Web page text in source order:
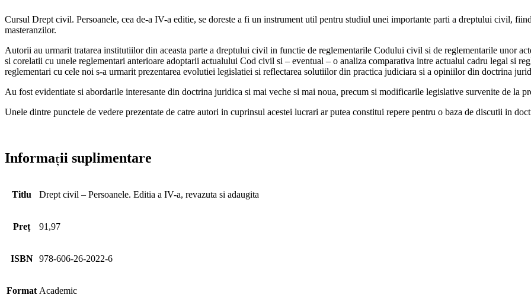
Cursul Drept civil. Persoanele, cea de-a IV-a editie, se doreste a fi un instrument util pentru studiul unei importante parti a dreptului civil,
masteranzilor.
Autorii au urmarit tratarea institutiilor din aceasta parte a dreptului civil in functie de reglementarile Codului civil si de reglementarile unor
si corelatii cu unele reglementari anterioare adoptarii actualului Cod civil si – eventual – o analiza comparativa intre actualul cadru legal si
reglementari cu cele noi s-a urmarit prezentarea evolutiei legislatiei si reflectarea solutiilor din practica judiciara si a opiniilor din doctrina
Au fost evidentiate si abordarile interesante din doctrina juridica si mai veche si mai noua, precum si modificarile legislative survenite de la
Unele dintre punctele de vedere prezentate de catre autori in cuprinsul acestei lucrari ar putea constitui repere pentru o baza de discutii in
Informații suplimentare
Titlu Drept civil – Persoanele. Editia a IV-a, revazuta si adaugita
Preț 91,97
ISBN 978-606-26-2022-6
Format Academic